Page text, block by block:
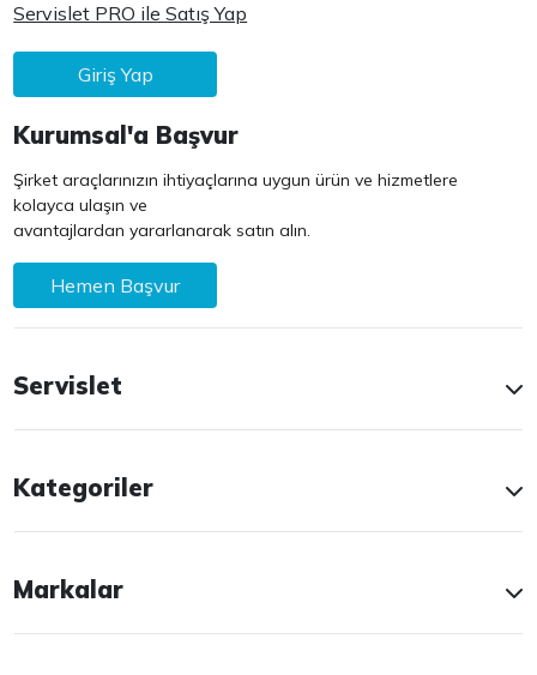
Servislet PRO ile Satış Yap
Giriş Yap
Kurumsal'a Başvur
Şirket araçlarınızın ihtiyaçlarına uygun ürün ve hizmetlere
kolayca ulaşın ve
avantajlardan yararlanarak satın alın.
Hemen Başvur
Servislet
Kategoriler
Markalar